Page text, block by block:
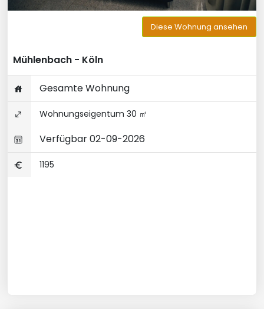
Diese Wohnung ansehen
Mühlenbach - Köln
Gesamte Wohnung
Wohnungseigentum 30 ㎡
Verfügbar 02-09-2026
1195